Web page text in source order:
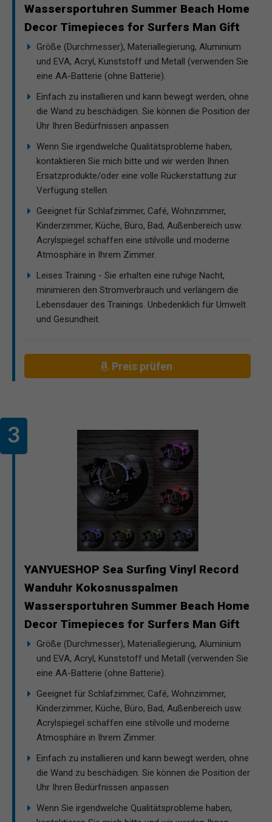
Wassersportuhren Summer Beach Home
Decor Timepieces for Surfers Man Gift
Größe (Durchmesser), Materiallegierung, Aluminium
und EVA, Acryl, Kunststoff und Metall (verwenden Sie
eine AA-Batterie (ohne Batterie).
Einfach zu installieren und kann bewegt werden, ohne
die Wand zu beschädigen. Sie können die Position der
Uhr Ihren Bedürfnissen anpassen
Wenn Sie irgendwelche Qualitätsprobleme haben,
kontaktieren Sie mich bitte und wir werden Ihnen
Ersatzprodukte/oder eine volle Rückerstattung zur
Verfügung stellen.
Geeignet für Schlafzimmer, Café, Wohnzimmer,
Kinderzimmer, Küche, Büro, Bad, Außenbereich usw.
Acrylspiegel schaffen eine stilvolle und moderne
Atmosphäre in Ihrem Zimmer.
Leises Training - Sie erhalten eine ruhige Nacht,
minimieren den Stromverbrauch und verlängern die
Lebensdauer des Trainings. Unbedenklich für Umwelt
und Gesundheit.
Preis prüfen
YANYUESHOP Sea Surfing Vinyl Record
Wanduhr Kokosnusspalmen
Wassersportuhren Summer Beach Home
Decor Timepieces for Surfers Man Gift
Größe (Durchmesser), Materiallegierung, Aluminium
und EVA, Acryl, Kunststoff und Metall (verwenden Sie
eine AA-Batterie (ohne Batterie).
Geeignet für Schlafzimmer, Café, Wohnzimmer,
Kinderzimmer, Küche, Büro, Bad, Außenbereich usw.
Acrylspiegel schaffen eine stilvolle und moderne
Atmosphäre in Ihrem Zimmer.
Einfach zu installieren und kann bewegt werden, ohne
die Wand zu beschädigen. Sie können die Position der
Uhr Ihren Bedürfnissen anpassen
Wenn Sie irgendwelche Qualitätsprobleme haben,